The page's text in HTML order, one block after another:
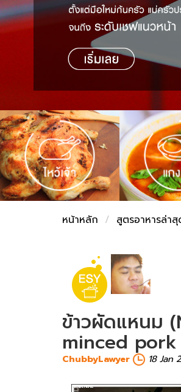
เปรียบเทียบหน่วยการตวง
เปรียบเทียบอุณหภูมิ
เปรียบเทียบน้ำหนักวัตถุดิบ
ชั่งตวงเนย
สร้าง Cookbook
หน้าหลัก สูตรอาหารล่าสุ
ข้าวผัดแหนม
minced
ChubbyLawyer 18 Jan